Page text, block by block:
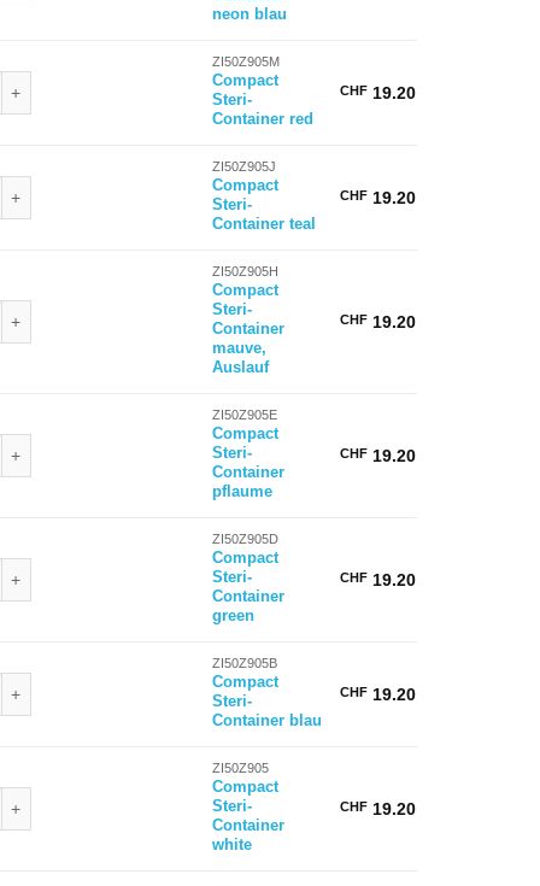
neon blau
ZI50Z905M
Compact
Steri-
Container red
CHF19.20
ZI50Z905J
Compact
Steri-
Container teal
CHF19.20
Steri-Container mauve, Auslauf Menge
ZI50Z905H
Compact
Steri-
Container
mauve,
Auslauf
CHF19.20
Steri-Container pflaume Menge
ZI50Z905E
Compact
Steri-
Container
pflaume
CHF19.20
ZI50Z905D
Compact
Steri-
Container
green
CHF19.20
ZI50Z905B
Compact
Steri-
Container blau
CHF19.20
ZI50Z905
Compact
Steri-
Container
white
CHF19.20